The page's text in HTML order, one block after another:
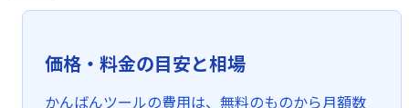
価格・料金の目安と相場
かんばんツールの費用は、無料のものから月額数